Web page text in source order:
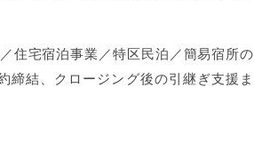
住宅宿泊事業／特区民泊／簡易宿所の
締結、クロージング後の引継ぎ支援ま